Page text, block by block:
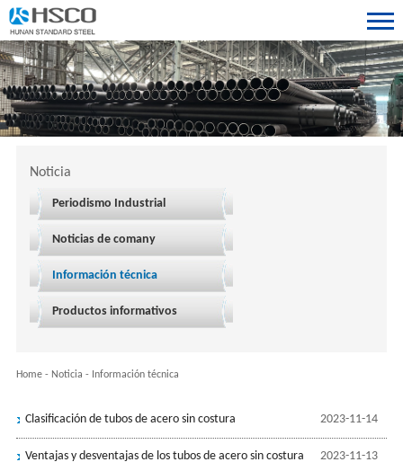
Noticia
Periodismo Industrial
Noticias de comany
Información técnica
Productos informativos
Home- Noticia - Información técnica
2023-11-14
Clasificación de tubos de acero sin costura
2023-11-13
Ventajas y desventajas de los tubos de acero sin costura